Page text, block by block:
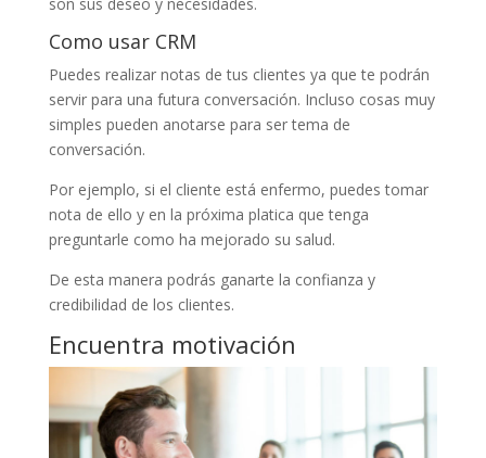
son sus deseo y necesidades.
Como usar CRM
Puedes realizar notas de tus clientes ya que te podrán
servir para una futura conversación. Incluso cosas muy
simples pueden anotarse para ser tema de
conversación.
Por ejemplo, si el cliente está enfermo, puedes tomar
nota de ello y en la próxima platica que tenga
preguntarle como ha mejorado su salud.
De esta manera podrás ganarte la confianza y
credibilidad de los clientes.
Encuentra motivación